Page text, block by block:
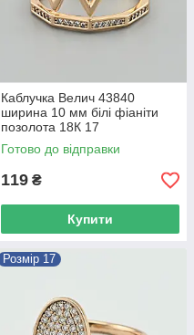
Каблучка Велич 43840
ширина 10 мм білі фіаніти
позолота 18К 17
Готово до відправки
119 ₴
Купити
Розмір 17